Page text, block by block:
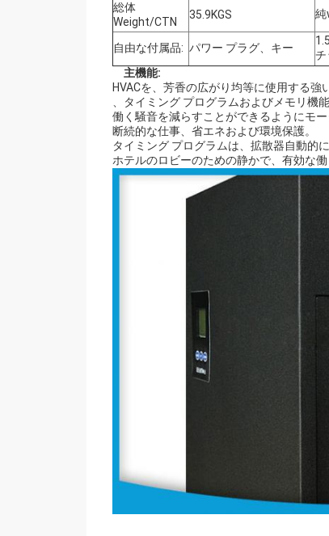
総体
Weight/CTN
35.9KGS
自由な付属品: パワー プラグ、キー
チ
主機能:
HVACを、芳香の広がり均等に使用する強
、タイミング プログラムおよびメモリ機
働く騒音を減らすことができるようにモ
断続的な仕事、省エネおよび環境保護。
タイミング プログラムは、拡散器自動的
ホテルのロビーのための静かで、有効な